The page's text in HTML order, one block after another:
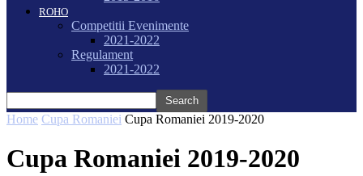
ROHO
Competitii Evenimente
2021-2022
Regulament
2021-2022
Home Cupa Romaniei Cupa Romaniei 2019-2020
Cupa Romaniei 2019-2020